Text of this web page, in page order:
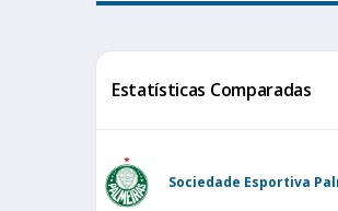
Estatísticas Comparadas
Sociedade Esportiva